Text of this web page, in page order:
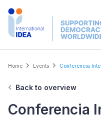
Skip
Breadcrumb
Home Events Conferencia
Back to overview
Conferencia